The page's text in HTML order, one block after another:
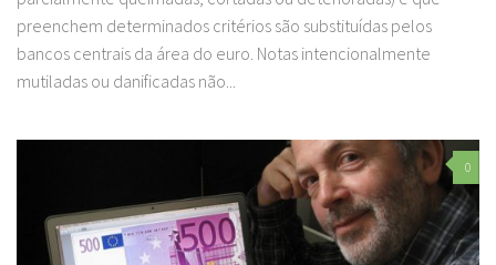
preenchem determinados critérios são substituídas pelos
bancos centrais da área do euro. Notas intencionalmente
mutiladas ou danificadas não...
0